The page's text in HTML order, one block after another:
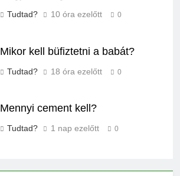
Tudtad? 10 óra ezelőtt 0
Mikor kell büfiztetni a babát?
Tudtad? 18 óra ezelőtt 0
Mennyi cement kell?
Tudtad? 1 nap ezelőtt 0